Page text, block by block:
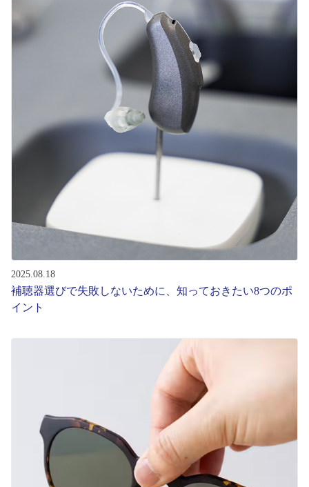
ブランド一覧
スタッフコンテンツ一覧
コーディネート
レビュー
ブログ
アフターサービス
2025.08.18
補聴器選びで失敗しないために、知っておきたい8つのポ
イント